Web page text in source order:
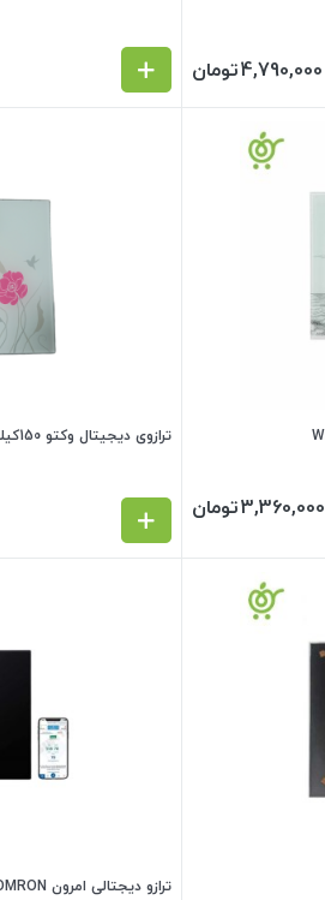
4,790,000تومان
3,360,000تومان
ترازوی دیجیتال وکتو 150کیلو مدل EB9374